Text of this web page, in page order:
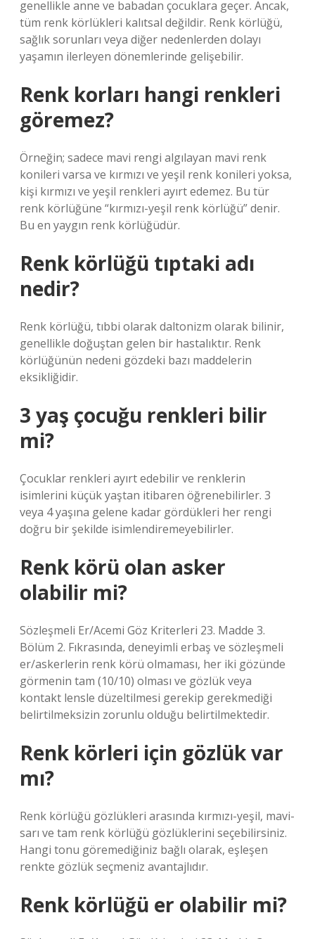
genellikle anne ve babadan çocuklara geçer. Ancak,
tüm renk körlükleri kalıtsal değildir. Renk körlüğü,
sağlık sorunları veya diğer nedenlerden dolayı
yaşamın ilerleyen dönemlerinde gelişebilir.
Renk korları hangi renkleri
göremez?
Örneğin; sadece mavi rengi algılayan mavi renk
konileri varsa ve kırmızı ve yeşil renk konileri yoksa,
kişi kırmızı ve yeşil renkleri ayırt edemez. Bu tür
renk körlüğüne “kırmızı-yeşil renk körlüğü” denir.
Bu en yaygın renk körlüğüdür.
Renk körlüğü tıptaki adı
nedir?
Renk körlüğü, tıbbi olarak daltonizm olarak bilinir,
genellikle doğuştan gelen bir hastalıktır. Renk
körlüğünün nedeni gözdeki bazı maddelerin
eksikliğidir.
3 yaş çocuğu renkleri bilir
mi?
Çocuklar renkleri ayırt edebilir ve renklerin
isimlerini küçük yaştan itibaren öğrenebilirler. 3
veya 4 yaşına gelene kadar gördükleri her rengi
doğru bir şekilde isimlendiremeyebilirler.
Renk körü olan asker
olabilir mi?
Sözleşmeli Er/Acemi Göz Kriterleri 23. Madde 3.
Bölüm 2. Fıkrasında, deneyimli erbaş ve sözleşmeli
er/askerlerin renk körü olmaması, her iki gözünde
görmenin tam (10/10) olması ve gözlük veya
kontakt lensle düzeltilmesi gerekip gerekmediği
belirtilmeksizin zorunlu olduğu belirtilmektedir.
Renk körleri için gözlük var
mı?
Renk körlüğü gözlükleri arasında kırmızı-yeşil, mavi-
sarı ve tam renk körlüğü gözlüklerini seçebilirsiniz.
Hangi tonu göremediğiniz bağlı olarak, eşleşen
renkte gözlük seçmeniz avantajlıdır.
Renk körlüğü er olabilir mi?